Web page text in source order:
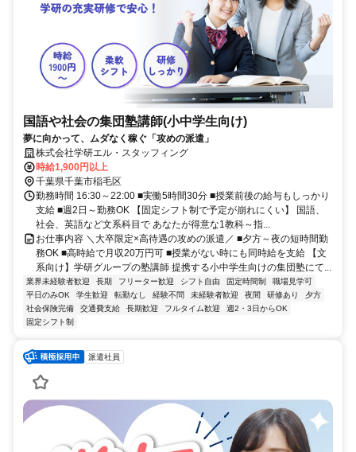
国語や社会の集団塾講師(小中学生向け)
夢に向かって、ムダなく稼ぐ「攻めの派遣」
株式会社学研エル・スタッフィング
時給1,900円以上
千葉県千葉市稲毛区
勤務時間 16:30～22:00 ■実働5時間30分 ■授業前後の給与もしっかり
支給 ■週2日～勤務OK 【固定シフト制で予定が崩れにくい】 国語、
社会、英語など文系科目で あなたが得意な1教科～指...
お仕事内容 ＼大卒限定×高待遇の攻めの派遣／ ■夕方～夜の短時間勤
務OK ■高時給で月収20万円可 ■授業がない時にも同時給を支給 【文
系向け】学研グループの塾講師 提携する小中学生向けの集団塾にて...
業界未経験者歓迎 長期 フリーター歓迎 シフト自由 固定時間制
職場見学可
平日のみOK
学生歓迎 転勤なし 経験不問 未経験者歓迎 夜間 研修あり
夕方
社会保険完備
交通費支給 長期歓迎 フルタイム歓迎
週2・3日からOK
固定シフト制
派遣社員